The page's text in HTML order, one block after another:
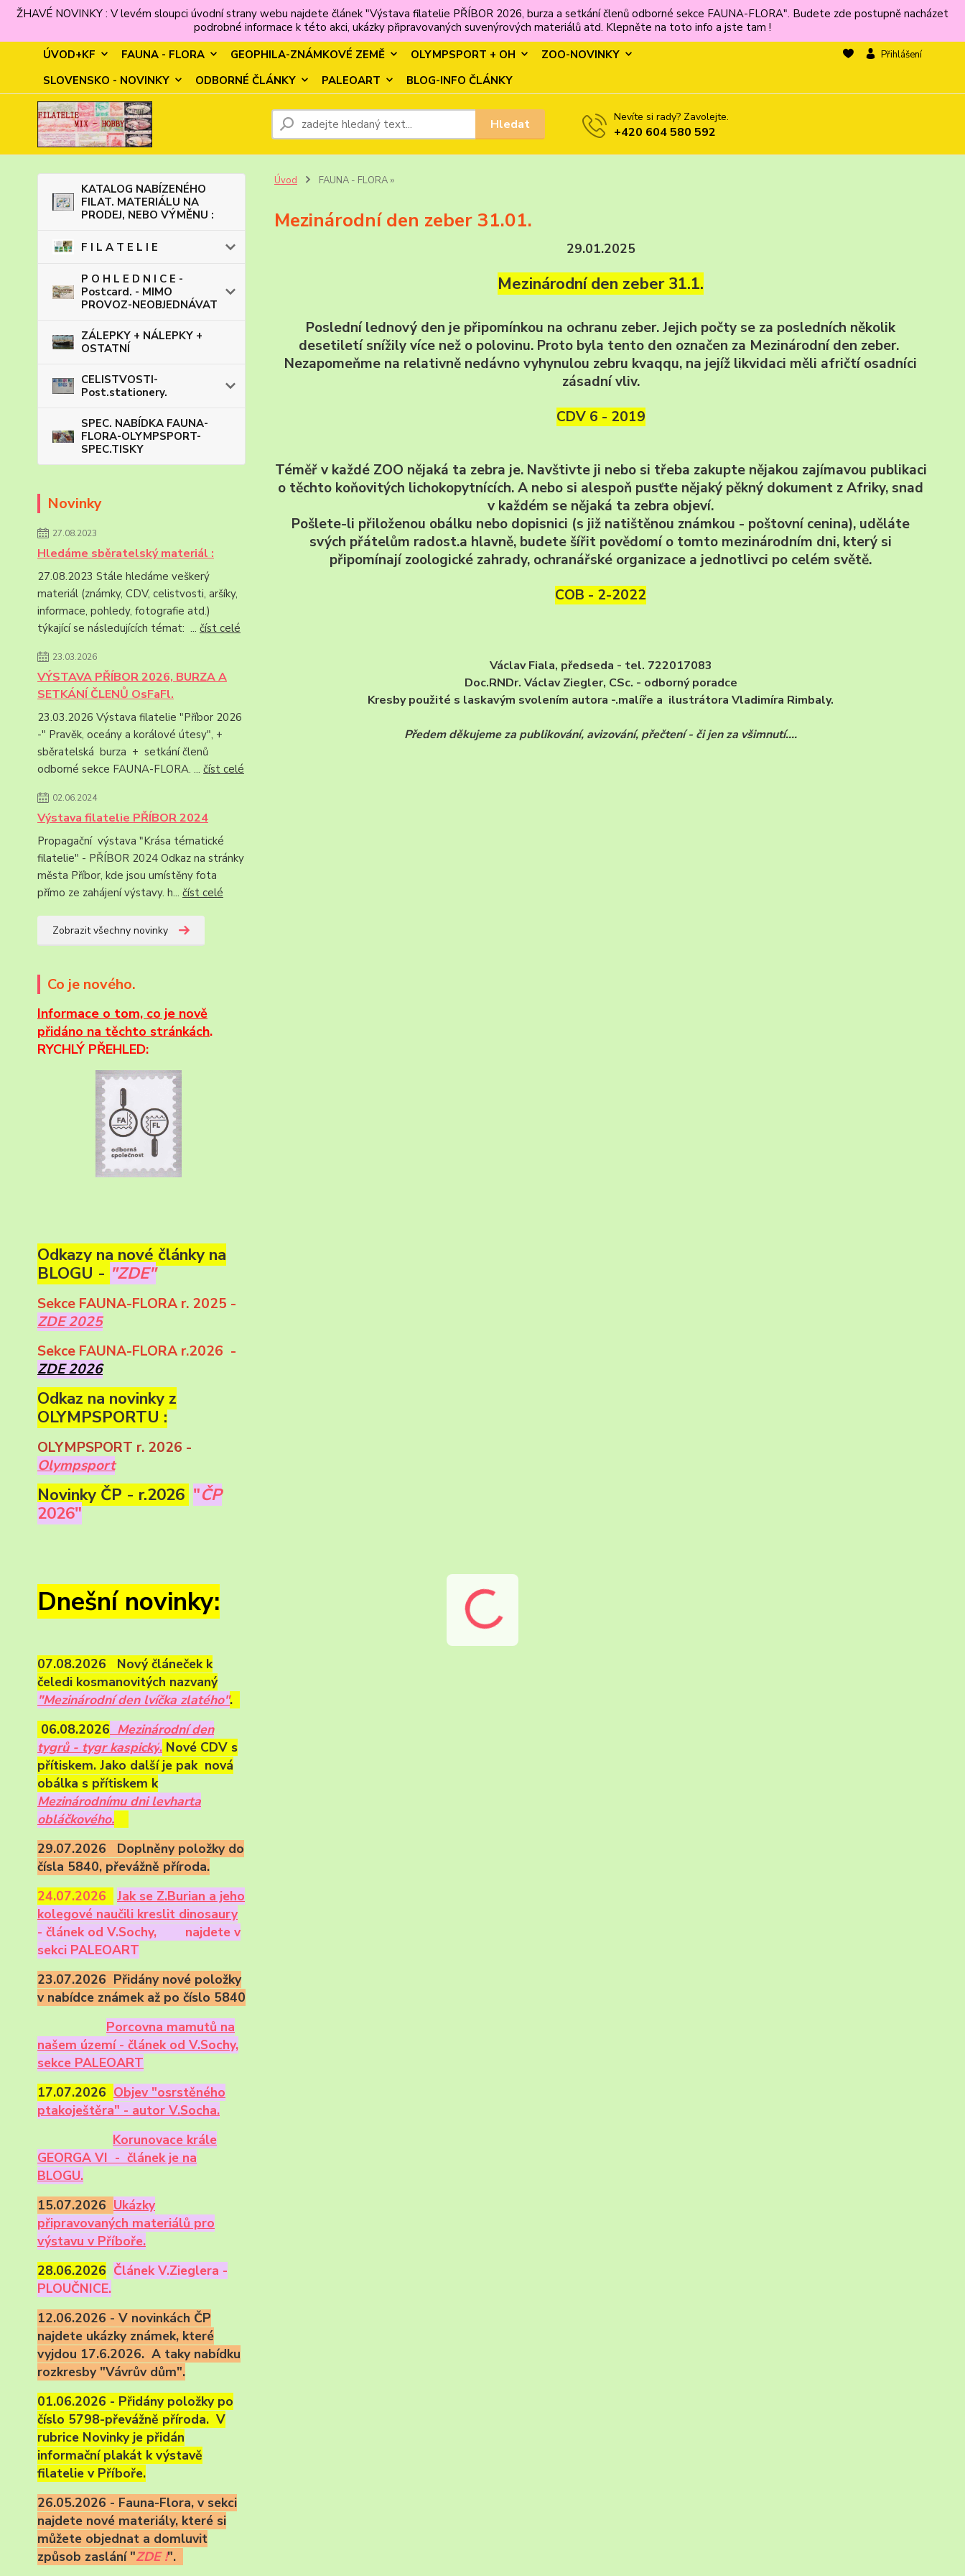
ŽHAVÉ NOVINKY : V levém sloupci úvodní strany webu najdete článek "Výstava filatelie PŘÍBOR 2026, burza a setkání členů odborné sekce FAUNA-FLORA". Budete zde postupně nacházet
podrobné informace k této akci, ukázky připravovaných suvenýrových materiálů atd. Klepněte na toto info a jste tam !
ÚVOD+KF
FAUNA - FLORA GEOPHILA-ZNÁMKOVÉ ZEMĚ OLYMPSPORT + OH
ZOO-NOVINKY
SLOVENSKO - NOVINKY
ODBORNÉ ČLÁNKY PALEOART BLOG-INFO ČLÁNKY
Přihlášení
Hledat Nevíte si rady? Zavolejte.
+420 604 580 592
KATALOG NABÍZENÉHO
FILAT. MATERIÁLU NA
PRODEJ, NEBO VÝMĚNU :
F I L A T E L I E
P O H L E D N I C E -
Postcard. - MIMO
PROVOZ-NEOBJEDNÁVAT
ZÁLEPKY + NÁLEPKY +
OSTATNÍ
CELISTVOSTI-
Post.stationery.
SPEC. NABÍDKA FAUNA-
FLORA-OLYMPSPORT-
SPEC.TISKY
Novinky
27.08.2023
Hledáme sběratelský materiál :
27.08.2023 Stále hledáme veškerý
materiál (známky, CDV, celistvosti, aršíky,
informace, pohledy, fotografie atd.)
týkající se následujících témat: ... číst celé
23.03.2026
VÝSTAVA PŘÍBOR 2026, BURZA A
SETKÁNÍ ČLENŮ OsFaFl.
23.03.2026 Výstava filatelie "Příbor 2026
-" Pravěk, oceány a korálové útesy", +
sběratelská burza + setkání členů
odborné sekce FAUNA-FLORA. ... číst celé
02.06.2024
Výstava filatelie PŘÍBOR 2024
Propagační výstava "Krása tématické
filatelie" - PŘÍBOR 2024 Odkaz na stránky
města Příbor, kde jsou umístěny fota
přímo ze zahájení výstavy. h... číst celé
Zobrazit všechny novinky
Co je nového.
Informace o tom, co je nově
přidáno na těchto stránkách.
RYCHLÝ PŘEHLED:
Odkazy na nové články na
BLOGU - "ZDE"
Sekce FAUNA-FLORA r. 2025 -
ZDE 2025
Sekce FAUNA-FLORA r.2026 -
ZDE 2026
Odkaz na novinky z
OLYMPSPORTU :
OLYMPSPORT r. 2026 -
Olympsport
Novinky ČP - r.2026 "ČP
2026"
Dnešní novinky:
07.08.2026 Nový článeček k
čeledi kosmanovitých nazvaný
"Mezinárodní den lvíčka zlatého".
06.08.2026 Mezinárodní den
tygrů - tygr kaspický. Nové CDV s
přítiskem. Jako další je pak nová
obálka s přítiskem k
Mezinárodnímu dni levharta
obláčkového.
29.07.2026 Doplněny položky do
čísla 5840, převážně příroda.
24.07.2026
Jak se Z.Burian a jeho
kolegové naučili kreslit dinosaury
- článek od V.Sochy,
najdete v
sekci PALEOART
23.07.2026 Přidány nové položky
v nabídce známek až po číslo 5840
Porcovna mamutů na
našem území - článek od V.Sochy,
sekce PALEOART
17.07.2026 Objev "osrstěného
ptakoještěra" - autor V.Socha.
Korunovace krále
GEORGA VI - článek je na
BLOGU.
15.07.2026 Ukázky
připravovaných materiálů pro
výstavu v Příboře.
28.06.2026 Článek V.Zieglera -
PLOUČNICE.
12.06.2026 - V novinkách ČP
najdete ukázky známek, které
vyjdou 17.6.2026. A taky nabídku
rozkresby "Vávrův dům".
01.06.2026 - Přidány položky po
číslo 5798-převážně příroda. V
rubrice Novinky je přidán
informační plakát k výstavě
filatelie v Příboře.
26.05.2026 - Fauna-Flora, v sekci
najdete nové materiály, které si
můžete objednat a domluvit
způsob zaslání "ZDE !".
Úvod FAUNA - FLORA »
Mezinárodní den zeber 31.01.
29.01.2025
Mezinárodní den zeber 31.1.
Poslední lednový den je připomínkou na ochranu zeber. Jejich počty se za posledních několik
desetiletí snížily více než o polovinu. Proto byla tento den označen za Mezinárodní den zeber.
Nezapomeňme na relativně nedávno vyhynulou zebru kvaqqu, na jejíž likvidaci měli afričtí osadníci
zásadní vliv.
CDV 6 - 2019
Téměř v každé ZOO nějaká ta zebra je. Navštivte ji nebo si třeba zakupte nějakou zajímavou publikaci
o těchto koňovitých lichokopytnících. A nebo si alespoň pusťte nějaký pěkný dokument z Afriky, snad
v každém se nějaká ta zebra objeví.
Pošlete-li přiloženou obálku nebo dopisnici (s již natištěnou známkou - poštovní cenina), uděláte
svých přátelům radost.a hlavně, budete šířit povědomí o tomto mezinárodním dni, který si
připomínají zoologické zahrady, ochranářské organizace a jednotlivci po celém světě.
COB - 2-2022
Václav Fiala, předseda - tel. 722017083
Doc.RNDr. Václav Ziegler, CSc. - odborný poradce
Kresby použité s laskavým svolením autora -.malíře a ilustrátora Vladimíra Rimbaly.
Předem děkujeme za publikování, avizování, přečtení - či jen za všimnutí....